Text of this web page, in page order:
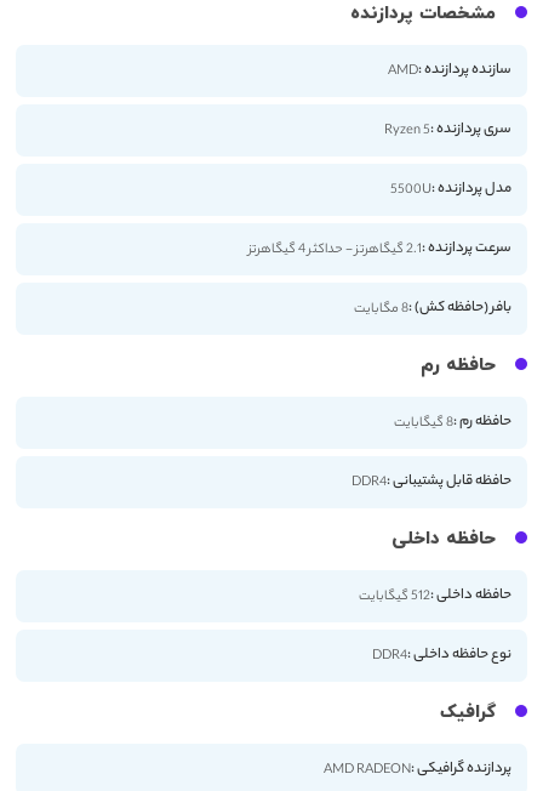
مشخصات پردازنده
سازنده پردازنده :AMD
سری پردازنده :Ryzen 5
مدل پردازنده :5500U
سرعت پردازنده :2.1 گیگاهرتز - حداکثر 4 گیگاهرتز
بافر (حافظه کش) :8 مگابایت
حافظه رم
حافظه رم :8 گیگابایت
حافظه قابل پشتیبانی :DDR4
حافظه داخلی
حافظه داخلی :512 گیگابایت
نوع حافظه داخلی :DDR4
گرافیک
پردازنده گرافیکی :AMD RADEON